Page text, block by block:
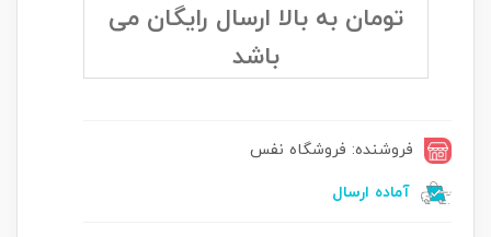
تومان به بالا ارسال رایگان می
باشد
فروشنده: فروشگاه نفس
آماده ارسال